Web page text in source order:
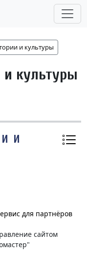
и культуры
культуры
И
для партнёров
сайтом